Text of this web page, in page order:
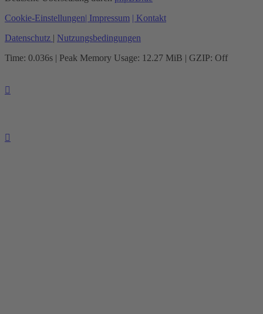
Cookie-Einstellungen| Impressum | Kontakt
Datenschutz | Nutzungsbedingungen
Time: 0.036s | Peak Memory Usage: 12.27 MiB | GZIP: Off